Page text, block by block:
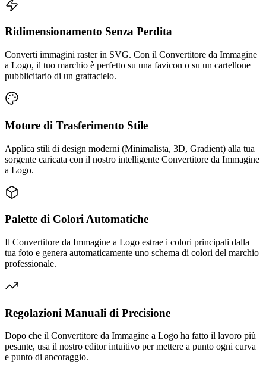
Ridimensionamento Senza Perdita
Converti immagini raster in SVG. Con il Convertitore da Immagine
a Logo, il tuo marchio è perfetto su una favicon o su un cartellone
pubblicitario di un grattacielo.
Motore di Trasferimento Stile
Applica stili di design moderni (Minimalista, 3D, Gradient) alla tua
sorgente caricata con il nostro intelligente Convertitore da Immagine
a Logo.
Palette di Colori Automatiche
Il Convertitore da Immagine a Logo estrae i colori principali dalla
tua foto e genera automaticamente uno schema di colori del marchio
professionale.
Regolazioni Manuali di Precisione
Dopo che il Convertitore da Immagine a Logo ha fatto il lavoro più
pesante, usa il nostro editor intuitivo per mettere a punto ogni curva
e punto di ancoraggio.